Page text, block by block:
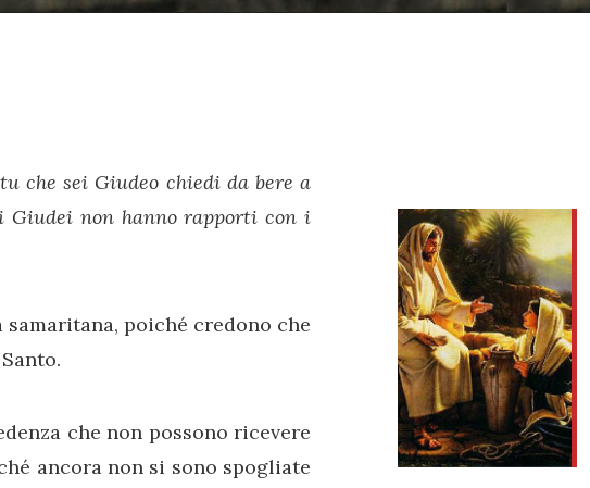
che sei Giudeo chiedi da bere a
Giudei non hanno rapporti con i
poiché credono che
che non possono ricevere
ancora non si sono spogliate